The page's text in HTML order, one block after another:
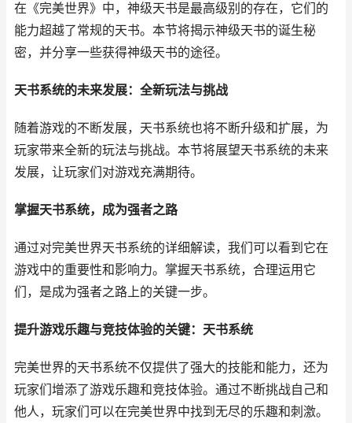
在《完美世界》中，神级天书是最高级别的存在，它们的
能力超越了常规的天书。本节将揭示神级天书的诞生秘
密，并分享一些获得神级天书的途径。
天书系统的未来发展：全新玩法与挑战
随着游戏的不断发展，天书系统也将不断升级和扩展，为
玩家带来全新的玩法与挑战。本节将展望天书系统的未来
发展，让玩家们对游戏充满期待。
掌握天书系统，成为强者之路
通过对完美世界天书系统的详细解读，我们可以看到它在
游戏中的重要性和影响力。掌握天书系统，合理运用它
们，是成为强者之路上的关键一步。
提升游戏乐趣与竞技体验的关键：天书系统
完美世界的天书系统不仅提供了强大的技能和能力，还为
玩家们增添了游戏乐趣和竞技体验。通过不断挑战自己和
他人，玩家们可以在完美世界中找到无尽的乐趣和刺激。